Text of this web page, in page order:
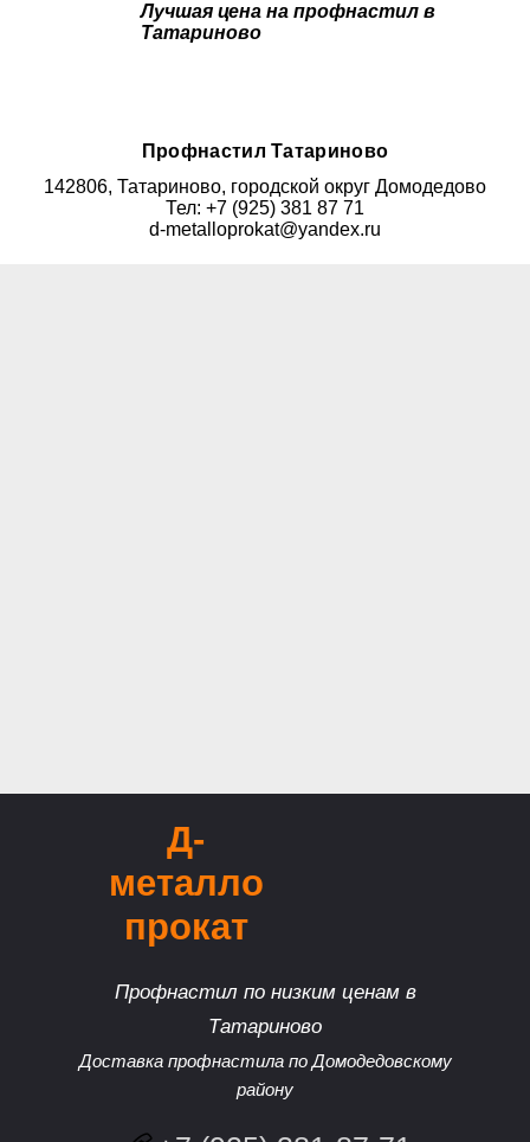
Лучшая цена на профнастил в
Татариново
Профнастил Татариново
142806, Татариново, городской округ Домодедово
Тел: +7 (925) 381 87 71
d-metalloprokat@yandex.ru
Профнастил по низким ценам в
Татариново
Доставка профнастила по Домодедовскому
району
Д-
металло
прокат